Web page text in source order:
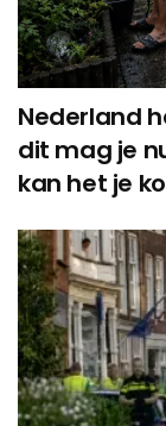
Nederland
dit mag je
kan het je